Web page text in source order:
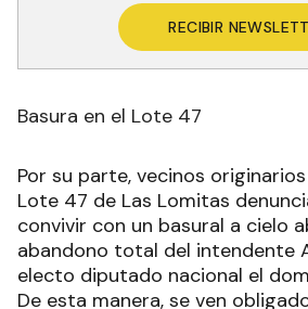
RECIBIR
Basura en el Lote 47
Por su parte, vecinos
Lote 47 de Las Lomitas
convivir con un basural a cielo
abandono total del intendente
electo diputado nacional el
De esta manera, se ven